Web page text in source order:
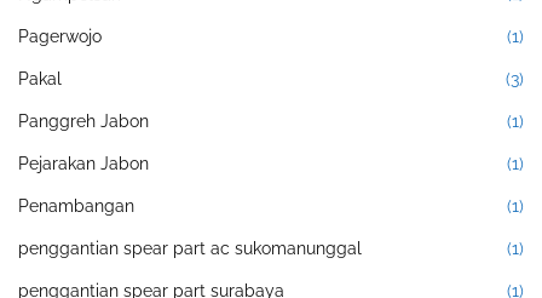
Pagerwojo (1)
Pakal (3)
Panggreh Jabon (1)
Pejarakan Jabon (1)
Penambangan (1)
penggantian spear part ac sukomanunggal (1)
penggantian spear part surabaya (1)